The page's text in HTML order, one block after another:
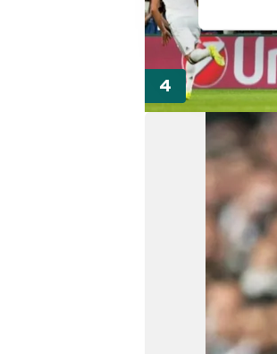
Her
Sizlere
çerezler
amacıyla
reklam/
Çerezlere
butonuna
6698